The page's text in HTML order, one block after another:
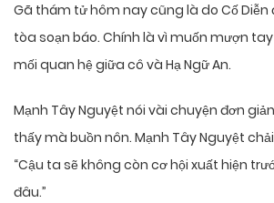
Gã thám tử hôm nay cũng là do Cố Diễn
tòa soạn báo. Chính là vì muốn mượn
mối quan hệ giữa cô và Hạ Ngữ An.
Mạnh Tây Nguyệt nói vài chuyện đơn
thấy mà buồn nôn. Mạnh Tây Nguyệt
“Cậu ta sẽ không còn cơ hội xuất hiện
đâu.”